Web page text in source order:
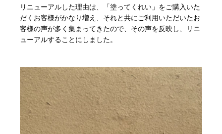
リニューアルした理由は、「塗ってくれい」をご購入いた
だくお客様がかなり増え、それと共にご利用いただいたお
客様の声が多く集まってきたので、その声を反映し、リニ
ューアルすることにしました。